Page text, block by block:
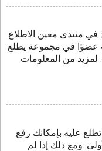
منتدى معين الاطلاع
عضوًا في مجموعة يطلع
لمزيد من المعلومات
عليه بإمكانك رفع
ومع ذلك إذا لم